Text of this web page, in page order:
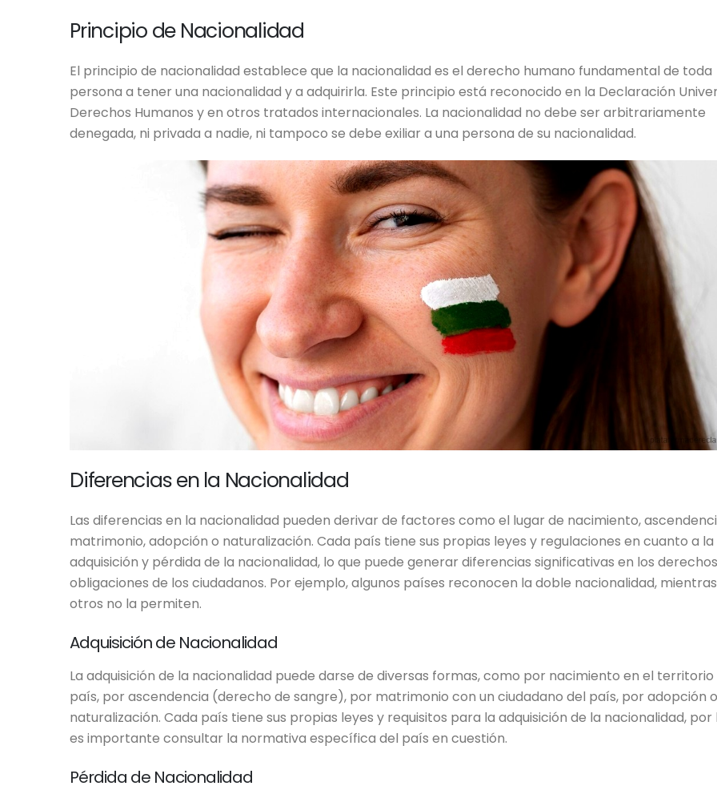
Principio de Nacionalidad
El principio de nacionalidad establece que la nacionalidad es el derecho humano fundamental de toda
persona a tener una nacionalidad y a adquirirla. Este principio está reconocido en la Declaración
Derechos Humanos y en otros tratados internacionales. La nacionalidad no debe ser arbitrariamente
denegada, ni privada a nadie, ni tampoco se debe exiliar a una persona de su nacionalidad.
Diferencias en la Nacionalidad
Las diferencias en la nacionalidad pueden derivar de factores como el lugar de nacimiento,
matrimonio, adopción o naturalización. Cada país tiene sus propias leyes y regulaciones en cuanto a la
adquisición y pérdida de la nacionalidad, lo que puede generar diferencias significativas en los
obligaciones de los ciudadanos. Por ejemplo, algunos países reconocen la doble nacionalidad,
otros no la permiten.
Adquisición de Nacionalidad
La adquisición de la nacionalidad puede darse de diversas formas, como por nacimiento en el territorio
país, por ascendencia (derecho de sangre), por matrimonio con un ciudadano del país, por adopción
naturalización. Cada país tiene sus propias leyes y requisitos para la adquisición de la nacionalidad, por
es importante consultar la normativa específica del país en cuestión.
Pérdida de Nacionalidad